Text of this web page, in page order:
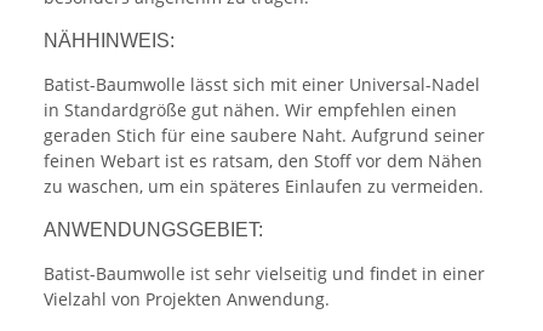
NÄHHINWEIS:
Batist-Baumwolle lässt sich mit einer Universal-Nadel
in Standardgröße gut nähen. Wir empfehlen einen
geraden Stich für eine saubere Naht. Aufgrund seiner
feinen Webart ist es ratsam, den Stoff vor dem Nähen
zu waschen, um ein späteres Einlaufen zu vermeiden.
ANWENDUNGSGEBIET:
Batist-Baumwolle ist sehr vielseitig und findet in einer
Vielzahl von Projekten Anwendung.